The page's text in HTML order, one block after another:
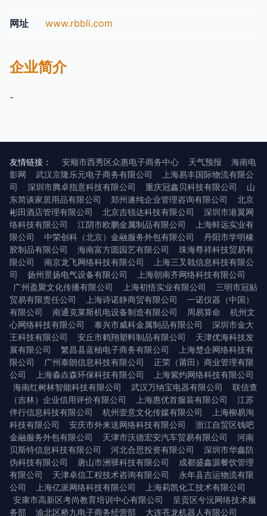
网址 www.rbbli.com
企业简介
-
友情链接： 安顺市西秀区众惠电子商务中心 天气预报
海南电
影网
武汉京隆乐元电子商务有限公司
上海易丰国际物流有限公
司
深圳市腾卓指意科技有限公司 重庆冠鑫贝科技有限公司
山
东简谈家居用品有限公司
郑州遂纯企业管理咨询有限公司
北京
彬田酒店管理有限公司
北京吉锐达科技有限公司
深圳市港翼网
络科技有限公司
江阴市欧鹏金属制品有限公司
上海蚌远实业有
限公司
中荣创科（北京）金融服务外包有限公司
丹阳市学明橡
胶制品有限公司
海南富方圆园艺有限公司
珠海尊祥科技贸易有
限公司
南京龙飞网络科技有限公司
上海三叉戟信息科技有限公
司
扬州景扬电气设备有限公司
上海朝南齐网络科技有限公司
广州盈聚文化传播有限公司
上海初悟实业有限公司
三明市冠贴
贸易有限责任公司
上海诗诺静商贸有限公司
一诺仪器（中国）
有限公司
南通克莱斯机电设备制造有限公司 周易算命
杭州文
心网络科技有限公司
泰兴市威科金属制品有限公司
深圳市金大
王科技有限公司
安丘市鹤翔塑料制品有限公司
天津优海科技发
展有限公司
繁昌县蓝柚电子商务有限公司
上海楚企网络科技有
限公司
广州泰朗信息科技有限公司
正荣（莆田）商业管理有限
公司
上海淼垚森环保科技有限公司
上海紫灼网络科技有限公司
海南红树林智能科技有限公司
武汉万纳宝电器有限公司
联信查
（吉林）企业信用评价有限公司
上海惠优首服装有限公司
江苏
伴行信息科技有限公司
杭州壹意文化传媒有限公司
上海柳易洵
科技有限公司
安庆市外来送网络科技有限公司
浙江自贸区钱吧
金融服务外包有限公司
天津市沃德宏安汽车贸易有限公司
河南
贝斯特信息科技有限公司
河北合思投资有限公司
深圳市华鑫防
伪科技有限公司
唐山市洲驿科技有限公司
成都盛鑫源餐饮管理
有限公司
天津卓信工程技术咨询有限公司
永年县吉运物流有限
公司
上海亿派网络科技有限公司
上海莉凯化工技术有限公司
安康市高新区考尚教育培训中心有限公司
呈贡区兮沅网络技术服
务部
渝北区桥九电子商务经营部 大连苍龙机器人有限公司